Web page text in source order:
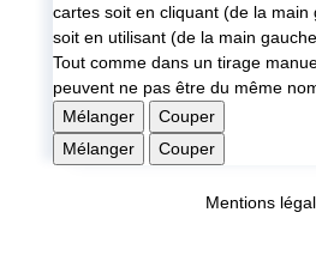
cartes soit en cliquant (de la main
soit en utilisant (de la main
Tout comme dans un tirage
peuvent ne pas être du même
Mentions